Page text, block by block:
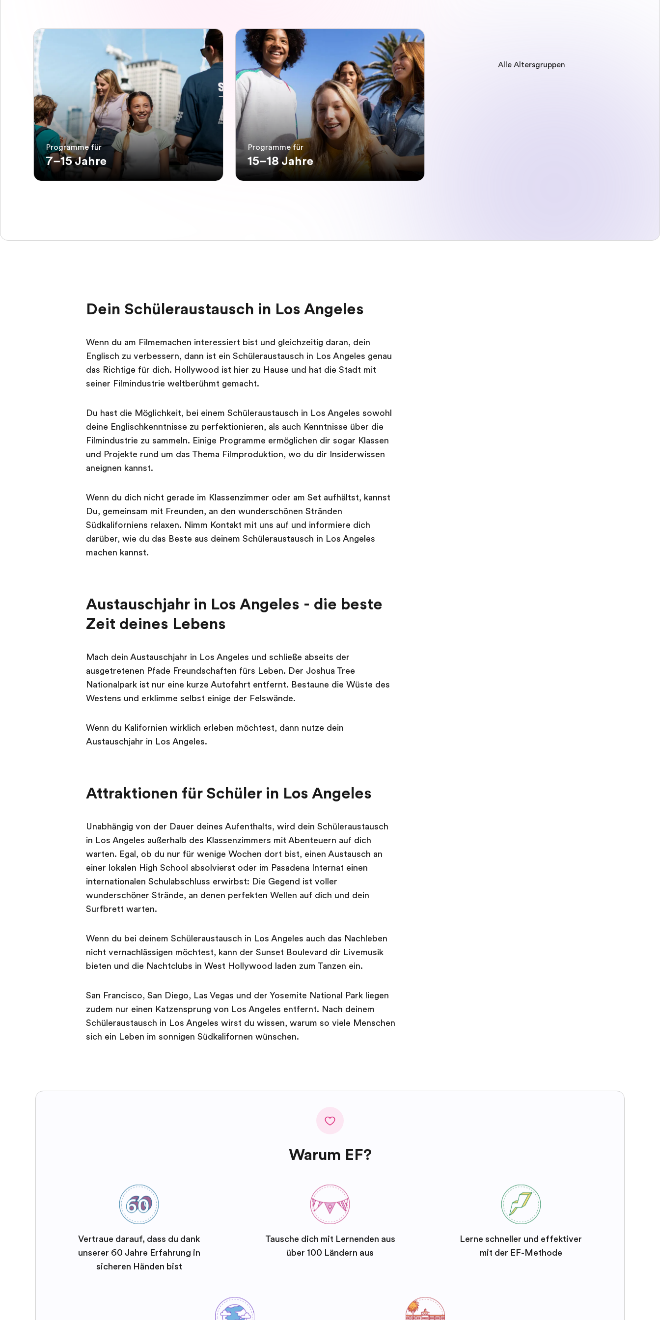
Programme für
7–15 Jahre
Programme für
15–18 Jahre
Alle Altersgruppen
Dein Schüleraustausch in Los Angeles
Wenn du am Filmemachen interessiert bist und gleichzeitig daran, dein
Englisch zu verbessern, dann ist ein Schüleraustausch in Los Angeles genau
das Richtige für dich. Hollywood ist hier zu Hause und hat die Stadt mit
seiner Filmindustrie weltberühmt gemacht.
Du hast die Möglichkeit, bei einem Schüleraustausch in Los Angeles sowohl
deine Englischkenntnisse zu perfektionieren, als auch Kenntnisse über die
Filmindustrie zu sammeln. Einige Programme ermöglichen dir sogar Klassen
und Projekte rund um das Thema Filmproduktion, wo du dir Insiderwissen
aneignen kannst.
Wenn du dich nicht gerade im Klassenzimmer oder am Set aufhältst, kannst
Du, gemeinsam mit Freunden, an den wunderschönen Stränden
Südkaliforniens relaxen. Nimm Kontakt mit uns auf und informiere dich
darüber, wie du das Beste aus deinem Schüleraustausch in Los Angeles
machen kannst.
Austauschjahr in Los Angeles - die beste
Zeit deines Lebens
Mach dein Austauschjahr in Los Angeles und schließe abseits der
ausgetretenen Pfade Freundschaften fürs Leben. Der Joshua Tree
Nationalpark ist nur eine kurze Autofahrt entfernt. Bestaune die Wüste des
Westens und erklimme selbst einige der Felswände.
Wenn du Kalifornien wirklich erleben möchtest, dann nutze dein
Austauschjahr in Los Angeles.
Attraktionen für Schüler in Los Angeles
Unabhängig von der Dauer deines Aufenthalts, wird dein Schüleraustausch
in Los Angeles außerhalb des Klassenzimmers mit Abenteuern auf dich
warten. Egal, ob du nur für wenige Wochen dort bist, einen Austausch an
einer lokalen High School absolvierst oder im Pasadena Internat einen
internationalen Schulabschluss erwirbst: Die Gegend ist voller
wunderschöner Strände, an denen perfekten Wellen auf dich und dein
Surfbrett warten.
Wenn du bei deinem Schüleraustausch in Los Angeles auch das Nachleben
nicht vernachlässigen möchtest, kann der Sunset Boulevard dir Livemusik
bieten und die Nachtclubs in West Hollywood laden zum Tanzen ein.
San Francisco, San Diego, Las Vegas und der Yosemite National Park liegen
zudem nur einen Katzensprung von Los Angeles entfernt. Nach deinem
Schüleraustausch in Los Angeles wirst du wissen, warum so viele Menschen
sich ein Leben im sonnigen Südkalifornen wünschen.
Warum EF?
Vertraue darauf, dass du dank
unserer 60 Jahre Erfahrung in
sicheren Händen bist
Tausche dich mit Lernenden aus
über 100 Ländern aus
Lerne schneller und effektiver
mit der EF-Methode